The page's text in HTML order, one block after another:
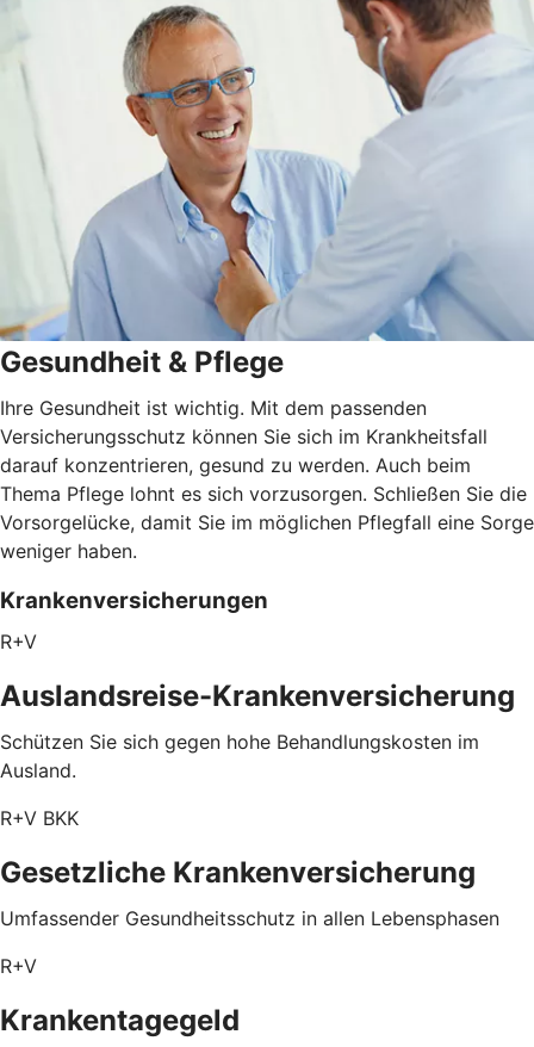
Gesundheit & Pflege
Ihre Gesundheit ist wichtig. Mit dem passenden
Versicherungsschutz können Sie sich im Krankheitsfall
darauf konzentrieren, gesund zu werden. Auch beim
Thema Pflege lohnt es sich vorzusorgen. Schließen Sie die
Vorsorgelücke, damit Sie im möglichen Pflegfall eine Sorge
weniger haben.
Krankenversicherungen
R+V
Auslandsreise-Krankenversicherung
Schützen Sie sich gegen hohe Behandlungskosten im
Ausland.
R+V BKK
Gesetzliche Krankenversicherung
Umfassender Gesundheitsschutz in allen Lebensphasen
R+V
Krankentagegeld